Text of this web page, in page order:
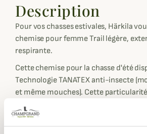
Description
Pour vos chasses estivales, Härkila
chemise pour femme Trail légère,
respirante.
Cette chemise pour la chasse d'été
Technologie TANATEX anti-insecte
et même mouches). Cette
chemise de chasse d'agier comme
contres les insectes. Vous pourrez
fois votre chemise sans perdre de